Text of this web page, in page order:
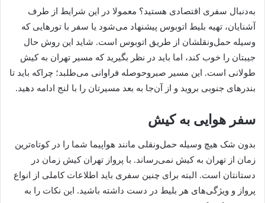
به‌دنبال سفری اقتصادی هستید؟ معمولا در این شرایط از طرف
آشنایان، تهیه بلیط اتوبوس پیشنهاد می‌شود یا سفر با تورهایی که
وسیله حمل‌ونقلشان از طریق اتوبوس است. شاید این روش حال
جیبتان را خوب کند، اما باید در نظر بگیرید که مسیر تهران به کیش
طولانی است. این مسیر صبروحوصله فراوانی می‌طلبد؛ چراکه باید تا
بندرهای جنوبی بروید و از آن‌جا به بعد مسیرتان را با لنج ادامه دهید.
سفر هوایی به کیش
بدون شک هیچ وسیله حمل‌ونقلی مانند هواپیما شما را در کوتاه‌ترین
زمان از تهران به کیش نمی‌رساند. با پرواز تهران کیش زمان در
دستانتان است. البته برای چنین سفری باید اطلاعات کاملی از انواع
پرواز و ویژگی‌های هر بلیط در دست داشته باشید. این نکات را به